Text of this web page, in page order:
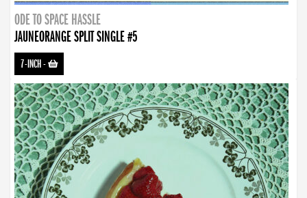
ODE TO SPACE HASSLE
JAUNEORANGE SPLIT SINGLE #5
7-INCH-